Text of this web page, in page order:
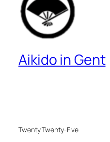
Aikido in Gent
Twenty Twenty-Five